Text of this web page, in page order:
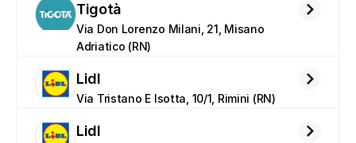
Tigotà
Via Don Lorenzo Milani, 21, Misano
Adriatico (RN)
Lidl
Via Tristano E Isotta, 10/1, Rimini (RN)
Lidl